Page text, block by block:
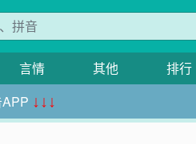
言情 其他 排行
↓↓↓